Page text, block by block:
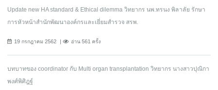
Update new HA standard & Ethical dilemma วิทยากร นพ.ทรนง พิลาลัย รักษา
การหัวหน้าสำนักพัฒนาองค์กรและเยี่ยมสำรวจ สรพ.
19 กรกฎาคม 2562 อ่าน 561 ครั้ง
บทบาทของ coordinator กับ Multi organ transplantation วิทยากร นางสาวปุณิกา
พงศ์พิศิฎฐ์